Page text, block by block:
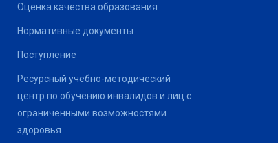
Оценка качества образования
Нормативные документы
Поступление
Ресурсный учебно-методический
центр по обучению инвалидов и лиц с
ограниченными возможностями
здоровья